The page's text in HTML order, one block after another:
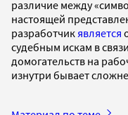
различие между
настоящей
разработчик является
судебным искам в
домогательств на
изнутри бывает